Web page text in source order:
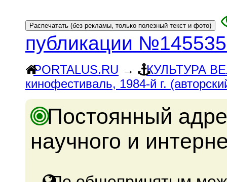
публикации
PORTALUS.RU →
КУЛЬТУРА
кинофестиваль, 1984-й г.
Постоянный
научного и